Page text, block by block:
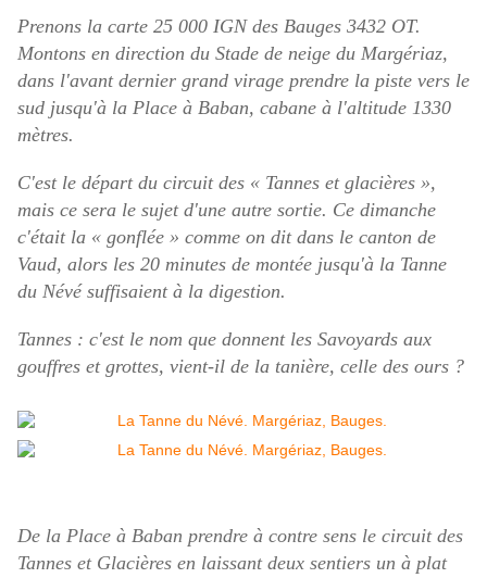
Prenons la carte 25 000 IGN des Bauges 3432 OT.
Montons en direction du Stade de neige du Margériaz,
dans l'avant dernier grand virage prendre la piste vers le
sud jusqu'à la Place à Baban, cabane à l'altitude 1330
mètres.
C'est le départ du circuit des « Tannes et glacières »,
mais ce sera le sujet d'une autre sortie. Ce dimanche
c'était la « gonflée » comme on dit dans le canton de
Vaud, alors les 20 minutes de montée jusqu'à la Tanne
du Névé suffisaient à la digestion.
Tannes : c'est le nom que donnent les Savoyards aux
gouffres et grottes, vient-il de la tanière, celle des ours ?
De la Place à Baban prendre à contre sens le circuit des
Tannes et Glacières en laissant deux sentiers un à plat